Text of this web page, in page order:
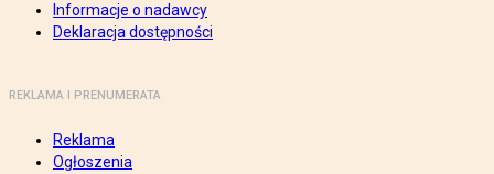
Informacje o nadawcy
Deklaracja dostępności
REKLAMA I PRENUMERATA
Reklama
Ogłoszenia